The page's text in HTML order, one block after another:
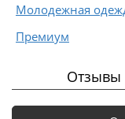
Молодежная
Премиум
Отзывы